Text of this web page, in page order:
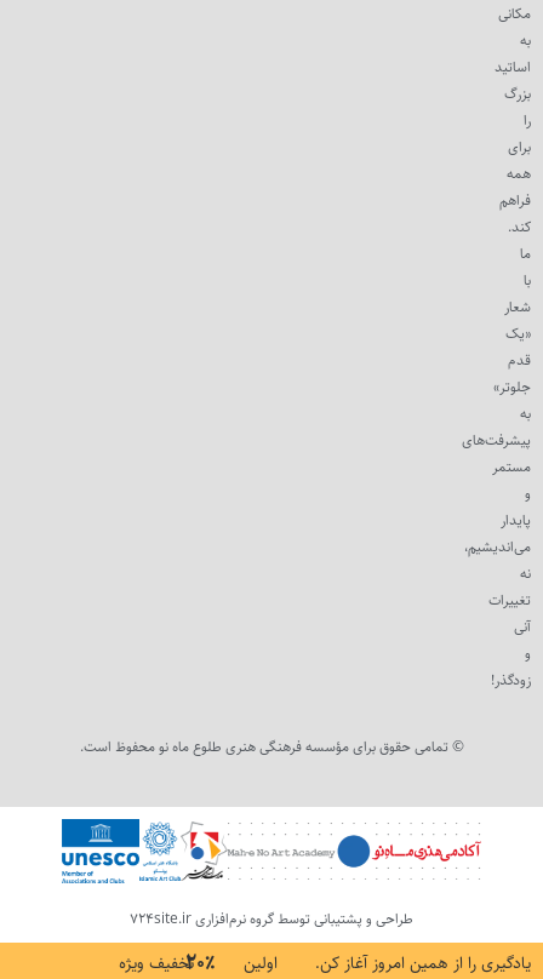
مکانی
به
اساتید
بزرگ
را
برای
همه
فراهم
کند.
ما
با
شعار
«یک
قدم
جلوتر»
به
پیشرفت‌های
مستمر
و
پایدار
می‌اندیشیم،
نه
تغییرات
آنی
و
زودگذر!
© تمامی حقوق برای مؤسسه فرهنگی هنری طلوع ماه نو محفوظ است.
طراحی و پشتیبانی توسط گروه نرم‌افزاری 724site.ir
یادگیری را از همین امروز آغاز کن. اولین ۲۰٪تخفیف ویژه